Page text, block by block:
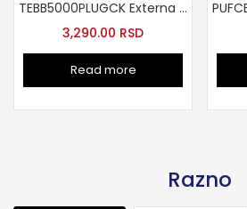
TEBB5000PLUGCK Externa baterija 5000mAh
3,290.00 RSD
Read more
Razno